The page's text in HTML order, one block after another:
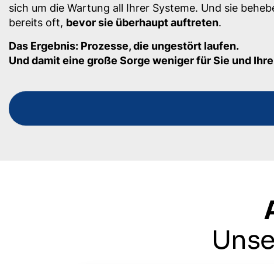
sich um die Wartung all Ihrer Systeme. Und sie
bereits oft, bevor sie überhaupt auftreten.
Das Ergebnis: Prozesse, die ungestört laufen.
Und damit eine große Sorge weniger für Sie und